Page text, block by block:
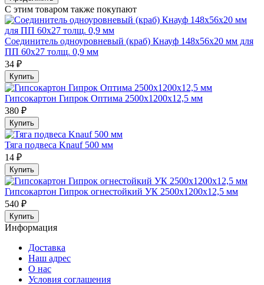
С этим товаром также покупают
Соединитель одноуровневый (краб) Кнауф 148х56х20 мм для
ПП 60х27 толщ. 0,9 мм
34 ₽
Купить
Гипсокартон Гипрок Оптима 2500х1200х12,5 мм
380 ₽
Купить
Тяга подвеса Knauf 500 мм
14 ₽
Купить
Гипсокартон Гипрок огнестойкий УК 2500х1200х12,5 мм
540 ₽
Купить
Информация
Доставка
Наш адрес
О нас
Условия соглашения